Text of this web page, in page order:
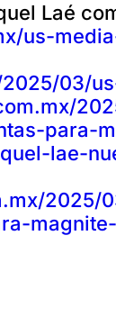
Laé
us-
03/
para-
lae-
2025/